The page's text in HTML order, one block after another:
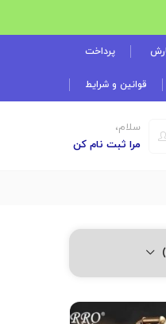
پرداخت
قوانین و شرایط
سلام،
مرا ثبت نام کن